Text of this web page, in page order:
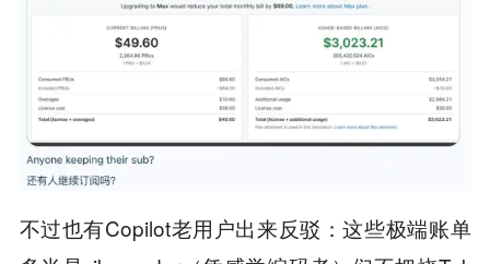
不过也有Copilot老用户出来反驳：这些极端账单